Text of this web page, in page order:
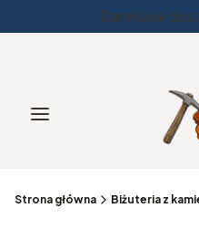
Darmowa
Menu
Strona główna Biżuteria z